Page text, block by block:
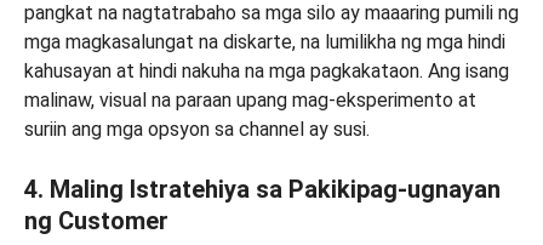
pangkat na nagtatrabaho sa mga silo ay maaaring pumili ng
mga magkasalungat na diskarte, na lumilikha ng mga hindi
kahusayan at hindi nakuha na mga pagkakataon. Ang isang
malinaw, visual na paraan upang mag-eksperimento at
suriin ang mga opsyon sa channel ay susi.
4. Maling Istratehiya sa Pakikipag-ugnayan
ng Customer